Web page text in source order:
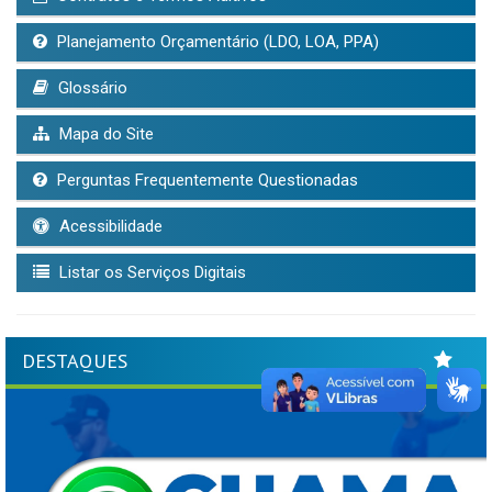
Planejamento Orçamentário (LDO, LOA, PPA)
Glossário
Mapa do Site
Perguntas Frequentemente Questionadas
Acessibilidade
Listar os Serviços Digitais
DESTAQUES